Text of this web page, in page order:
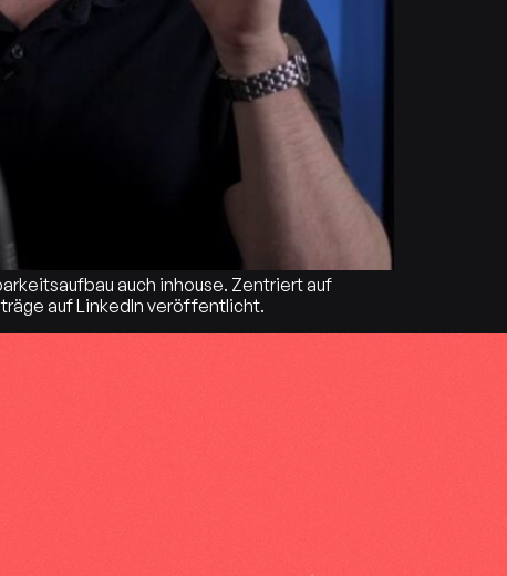
auch inhouse. Zentriert auf
auf LinkedIn veröffentlicht.